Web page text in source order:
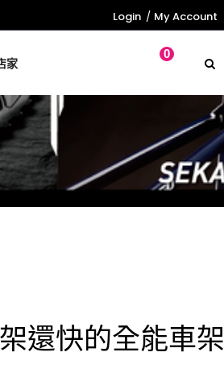
Login My Account
0
家
還快的全能車架